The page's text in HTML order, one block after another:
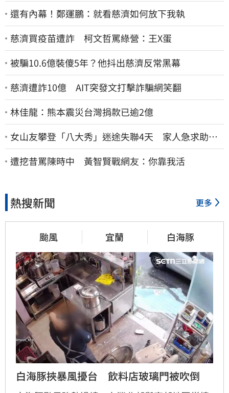
還有內幕！鄭運鵬：就看慈濟如何放下我執
慈濟買疫苗遭詐 柯文哲罵綠營：王X蛋
被騙10.6億裝傻5年？他抖出慈濟反常黑幕
慈濟遭詐10億 AIT突發文打擊詐騙網笑翻
林佳龍：熊本震災台灣捐款已逾2億
女山友攀登「八大秀」迷途失聯4天 家人急求助：
剩我媽還沒找到
遭挖昔罵陳時中 黃智賢戰網友：你靠我活
熱搜新聞 更多
颱風 宜蘭 白海豚
白海豚挾暴風擾台　飲料店玻璃門被吹倒